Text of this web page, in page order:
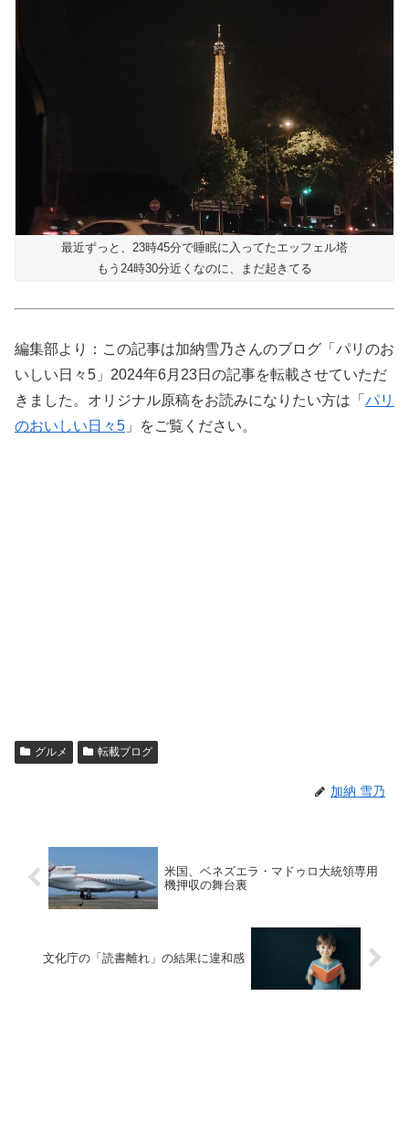
最近ずっと、23時45分で睡眠に入ってたエッフェル塔
もう24時30分近くなのに、まだ起きてる
編集部より：この記事は加納雪乃さんのブログ「パリのお
いしい日々5」2024年6月23日の記事を転載させていただ
きました。オリジナル原稿をお読みになりたい方は「 パリ
のおいしい日々5 」をご覧ください。
グルメ 転載ブログ
加納 雪乃
米国、ベネズエラ・マドゥロ大統領専用
機押収の舞台裏
文化庁の「読書離れ」の結果に違和感